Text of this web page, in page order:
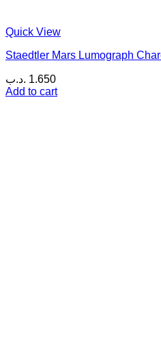
Quick View
Staedtler Mars Lumograph
1.650 .د.ب
Add to cart